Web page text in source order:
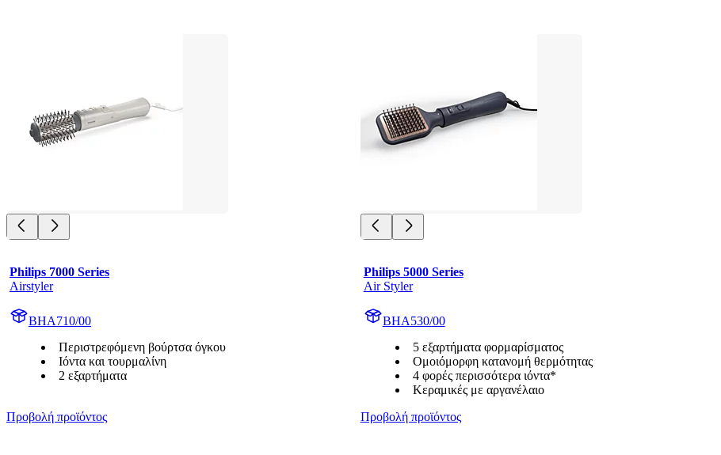
Philips 7000 Series
Airstyler
BHA710/00
Περιστρεφόμενη βούρτσα όγκου
Ιόντα και τουρμαλίνη
2 εξαρτήματα
Προβολή προϊόντος
Philips 5000 Series
Air Styler
BHA530/00
5 εξαρτήματα φορμαρίσματος
Ομοιόμορφη κατανομή θερμότητας
4 φορές περισσότερα ιόντα*
Κεραμικές με αργανέλαιο
Προβολή προϊόντος